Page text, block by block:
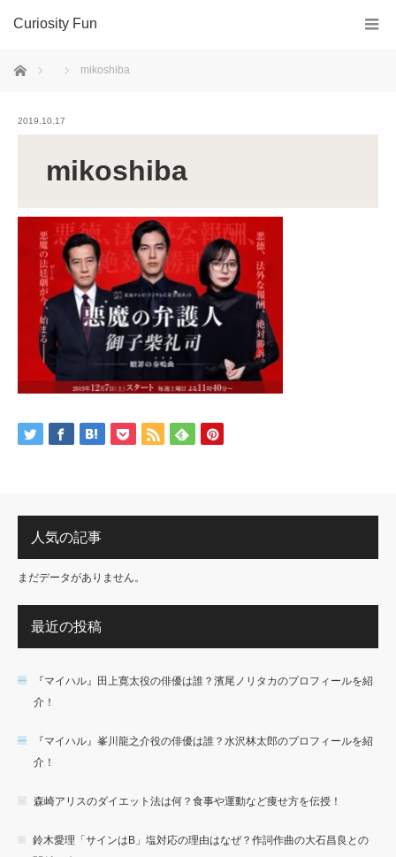
Curiosity Fun
ホーム mikoshiba
2019.10.17
mikoshiba
人気の記事
まだデータがありません。
最近の投稿
『マイハル』田上寛太役の俳優は誰？濱尾ノリタカのプロフィールを紹
介！
『マイハル』峯川龍之介役の俳優は誰？水沢林太郎のプロフィールを紹
介！
森崎アリスのダイエット法は何？食事や運動など痩せ方を伝授！
鈴木愛理「サインはB」塩対応の理由はなぜ？作詞作曲の大石昌良との